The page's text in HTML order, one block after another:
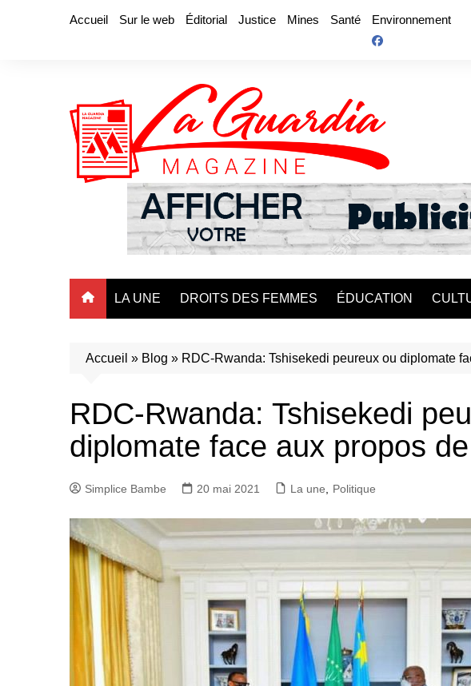
Accueil Sur le web Éditorial Justice Mines Santé Environnement
LA UNE DROITS DES FEMMES ÉDUCATION
Accueil » Blog » RDC-Rwanda: Tshisekedi peureux ou diplomate
RDC-Rwanda: Tshisekedi
diplomate face aux propos
Simplice Bambe 20 mai 2021 La une, Politique